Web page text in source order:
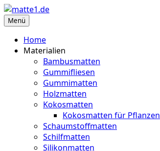
Zum
Inhalt
matte1.de
Deine Infoseite für Matten aller Art
Menü
Home
Materialien
Bambusmatten
Gummifliesen
Gummimatten
Holzmatten
Kokosmatten
Kokosmatten für Pflanzen
Schaumstoffmatten
Schilfmatten
Silikonmatten